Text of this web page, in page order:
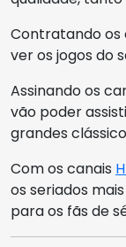
Contratando os
ver os jogos do
Assinando os
vão poder
grandes
Com os canais
os seriados
para os fãs de